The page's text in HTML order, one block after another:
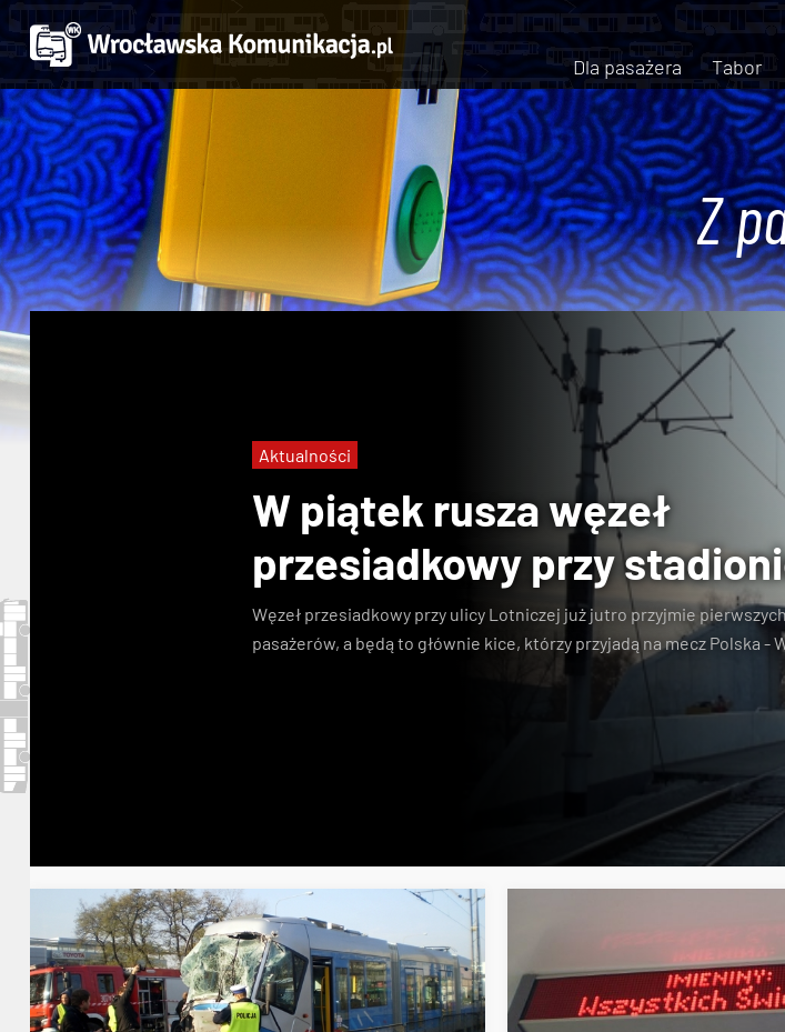
Dla pasażera Tabor
Z
W piątek rusza węzeł
przesiadkowy przy
Węzeł przesiadkowy przy ulicy Lotniczej już jutro przyjmie
pasażerów, a będą to głównie kice, którzy przyjadą na mecz Polska -
Aktualności